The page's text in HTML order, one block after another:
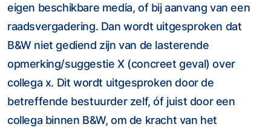
eigen beschikbare media, of bij aanvang van een
raadsvergadering. Dan wordt uitgesproken dat
B&W niet gediend zijn van de lasterende
opmerking/suggestie X (concreet geval) over
collega x. Dit wordt uitgesproken door de
betreffende bestuurder zelf, óf juist door een
collega binnen B&W, om de kracht van het